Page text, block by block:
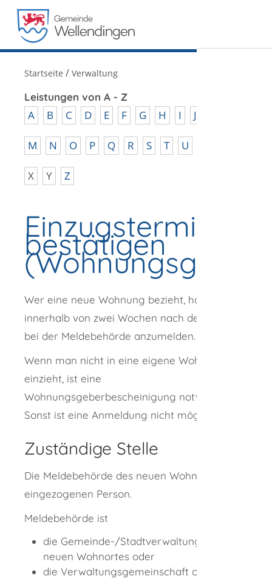
Startseite / Verwaltung
Leistungen von A - Z
A B C D E F G H I J
M N O P Q R S T U
X Y Z
Einzugstermin
bestätigen
Wer eine neue Wohnung bezieht, hat sich
innerhalb von zwei Wochen nach dem Einzug
bei der Meldebehörde anzumelden.
Wenn man nicht in eine eigene Wohnung
einzieht, ist eine
Wohnungsgeberbescheinigung notwendig.
Sonst ist eine Anmeldung nicht möglich.
Zuständige Stelle
Die Meldebehörde des neuen Wohnorts der
eingezogenen Person.
Meldebehörde ist
die Gemeinde-/Stadtverwaltung des
neuen Wohnortes oder
die Verwaltungsgemeinschaft oder die